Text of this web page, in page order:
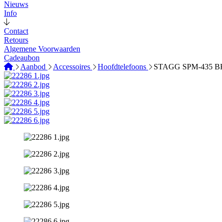
Nieuws
Info
Contact
Retours
Algemene Voorwaarden
Cadeaubon
Aanbod
Accessoires Hoofdtelefoons STAGG SPM-435